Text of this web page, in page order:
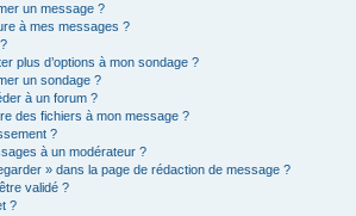
un message ?
à mes messages ?
plus d’options à mon sondage ?
un sondage ?
à un forum ?
des fichiers à mon message ?
?
à un modérateur ?
» dans la page de rédaction de message ?
validé ?
?